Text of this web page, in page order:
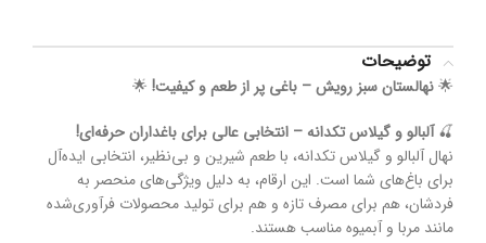
توضیحات
🌟نهالستان سبز رویش – باغی پر از طعم و کیفیت! 🌟
🍒آلبالو و گیلاس تکدانه – انتخابی عالی برای باغداران حرفه‌ای!
نهال آلبالو و گیلاس تکدانه، با طعم شیرین و بی‌نظیر، انتخابی ایده‌آل
برای باغ‌های شما است. این ارقام، به دلیل ویژگی‌های منحصر به
فردشان، هم برای مصرف تازه و هم برای تولید محصولات فرآوری‌شده
مانند مربا و آبمیوه مناسب هستند.